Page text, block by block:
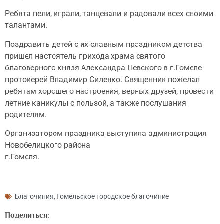
Ребята пели, играли, танцевали и радовали всех своими
талантами.
Поздравить детей с их славным праздником детства
пришел настоятель прихода храма святого
благоверного князя Александра Невского в г.Гомеле
протоиерей Владимир Силенко. Священник пожелал
ребятам хорошего настроения, верных друзей, провести
летние каникулы с пользой, а также послушания
родителям.
Организатором праздника выступила администрация
Новобелицкого района
Благочиния, Гомельское городское благочиние
Поделиться: